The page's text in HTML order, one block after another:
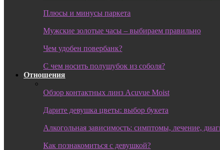
Плюсы и минусы паркета
Мужские золотые часы – выбираем правильно
Чем удобен повербанк?
С чем носить полушубок из соболя?
Отношения
Обзор контактных линз Acuvue Moist
Дарите девушка цветы: выбор букета
Алкогольная зависимость: симптомы, лечение,
Как познакомиться с девушкой?